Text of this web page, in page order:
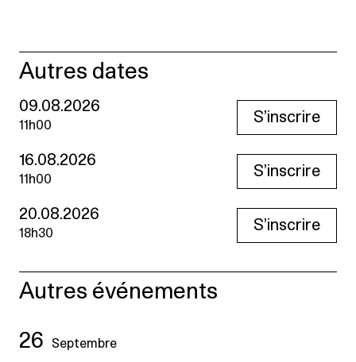
Autres dates
09.08.2026
11h00 S’inscrire
16.08.2026
11h00 S’inscrire
20.08.2026
18h30 S’inscrire
Autres événements
26
Septembre